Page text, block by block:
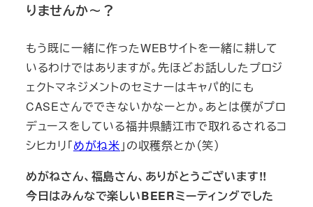
りませんか～？
もう既に一緒に作ったWEBサイトを一緒に耕して
いるわけではありますが。先ほどお話ししたプロジ
ェクトマネジメントのセミナーはキャパ的にも
CASEさんでできないかなーとか。あとは僕がプロ
デュースをしている福井県鯖江市で取れるされるコ
シヒカリ「めがね米 」の収穫祭とか（笑）
めがねさん、福島さん、ありがとうございます!!
今日はみんなで楽しいBEERミーティングでした